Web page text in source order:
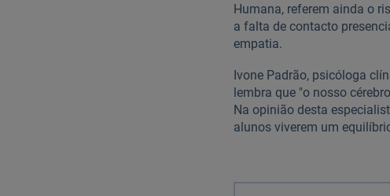
Humana, referem ainda o
a falta de contacto
empatia.
Ivone Padrão, psicóloga
lembra que "o nosso
Na opinião desta
alunos viverem um